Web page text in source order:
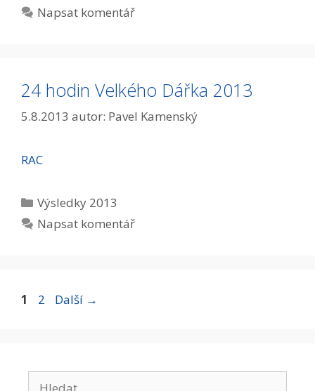
Napsat komentář
24 hodin Velkého Dářka 2013
5.8.2013 autor: Pavel Kamenský
RAC
Rubriky
Výsledky 2013
Napsat komentář
Stránka
1 Stránka
2 Další →